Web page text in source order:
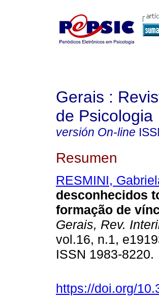
Gerais :
de Psicologia
versión On-line
Resumen
RESMINI,
desconhecidos
formação de
Gerais, Rev.
vol.16, n.1,
ISSN 1983-8220.
https://doi.org/